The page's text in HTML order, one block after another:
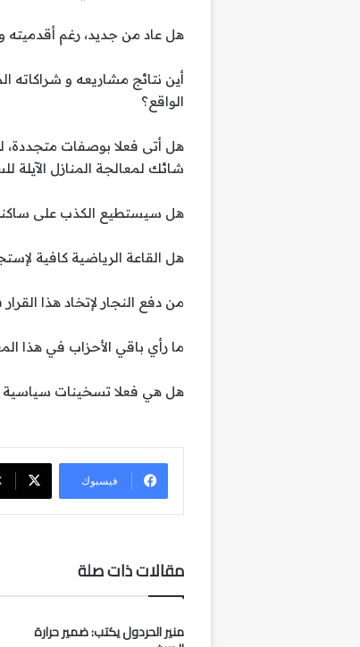
هل عاد من جديد، رغم أقدميته
أين نتائج مشاريعه و شراكاته
الواقع؟
هل أتى فعلا بوصفات متجددة،
شائك لمعالجة المنازل الآيلة
هل سيستطيع الكذب على
هل القاعة الرياضية كافية
من دفع النجار لإتخاد هذا
ما رأي باقي الأحزاب في هذا
هل هي فعلا تسخينات سياسية
فيسبوك
مقالات ذات صلة
منير الحردول يكتب: ضمير حرارة